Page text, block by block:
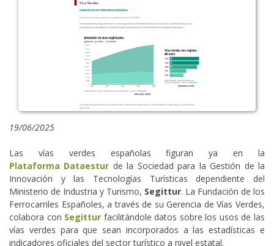
19/06/2025
Las vías verdes españolas figuran ya en la
Plataforma Dataestur de la Sociedad para la Gestión de la
Innovación y las Tecnologías Turísticas dependiente del
Ministerio de Industria y Turismo, Segittur. La Fundación de los
Ferrocarriles Españoles, a través de su Gerencia de Vías Verdes,
colabora con Segittur facilitándole datos sobre los usos de las
vías verdes para que sean incorporados a las estadísticas e
indicadores oficiales del sector turístico a nivel estatal.